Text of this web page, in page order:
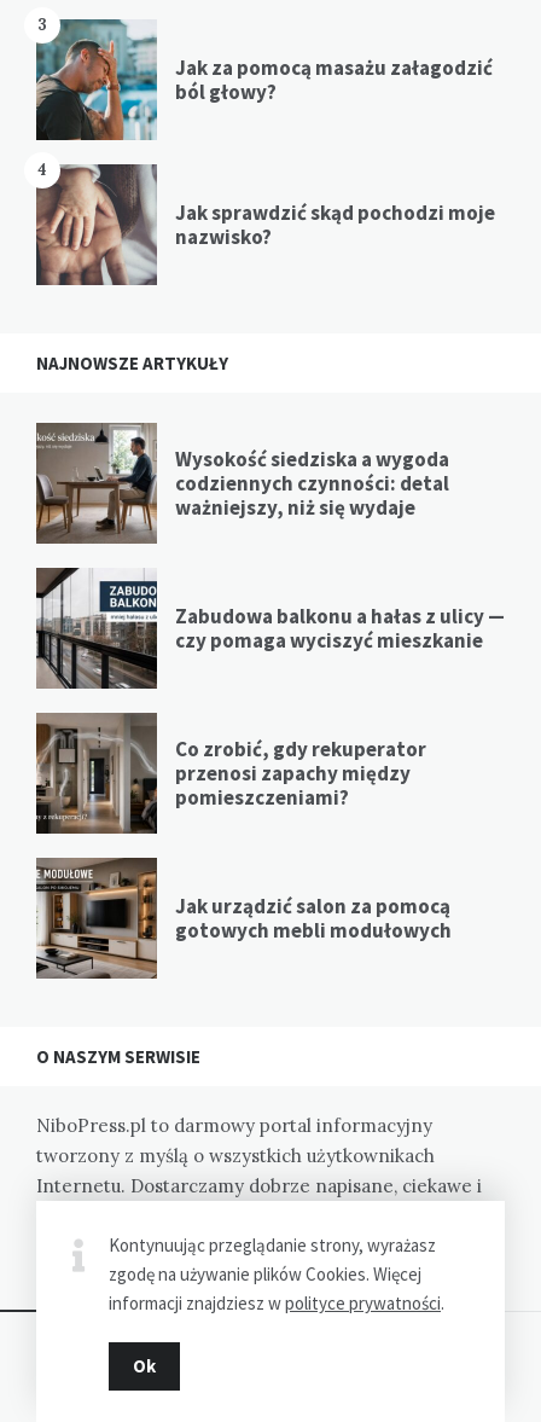
3
Jak za pomocą masażu załagodzić
ból głowy?
4
Jak sprawdzić skąd pochodzi moje
nazwisko?
NAJNOWSZE ARTYKUŁY
Wysokość siedziska a wygoda
codziennych czynności: detal
ważniejszy, niż się wydaje
Zabudowa balkonu a hałas z ulicy —
czy pomaga wyciszyć mieszkanie
Co zrobić, gdy rekuperator
przenosi zapachy między
pomieszczeniami?
Jak urządzić salon za pomocą
gotowych mebli modułowych
O NASZYM SERWISIE
NiboPress.pl to darmowy portal informacyjny
tworzony z myślą o wszystkich użytkownikach
Internetu. Dostarczamy dobrze napisane, ciekawe i
Zapraszamy.
Dziękujemy za wizytę - NimboPress.pl © 2022
Kontynuując przeglądanie strony, wyrażasz
zgodę na używanie plików Cookies. Więcej
informacji znajdziesz wpolityce prywatności.
Ok